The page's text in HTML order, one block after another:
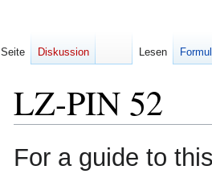
LZ-PIN 52
Zur
Navigation
Zur
Suche
For a guide to
Seite Diskussion Lesen